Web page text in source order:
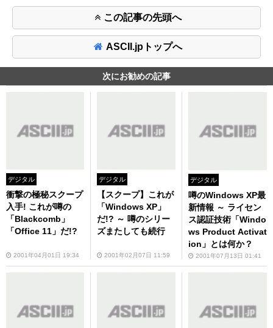
この記事の先頭へ
ASCII.jpトップへ
次にお勧めの記事
デジタル
衝撃の極秘スクープ
入手! これが噂の
「Blackcomb」
「Office 11」だ!?
2001年04月01日 19:34
デジタル
【スクープ】これが
「Windows XP」
だ!? ～ 噂のシリー
ズまたしても続行
2001年02月07日 11:59
デジタル
噂のWindows XP最
新情報 ～ ライセン
ス認証技術「Windo
ws Product Activat
ion」とは何か？
2001年07月13日 01:41